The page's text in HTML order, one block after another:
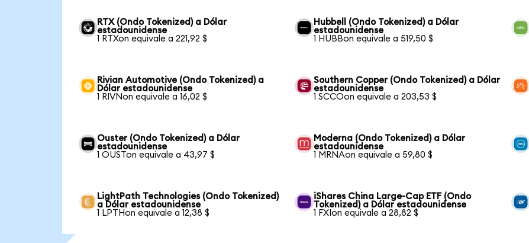
RTX (Ondo Tokenized) a Dólar
estadounidense
1 RTXon equivale a 221,92 $
Hubbell (Ondo Tokenized) a Dólar
estadounidense
1 HUBBon equivale a 519,50 $
Rivian Automotive (Ondo Tokenized) a
Dólar estadounidense
1 RIVNon equivale a 16,02 $
Southern Copper (Ondo Tokenized) a Dólar
estadounidense
1 SCCOon equivale a 203,53 $
Ouster (Ondo Tokenized) a Dólar
estadounidense
1 OUSTon equivale a 43,97 $
Moderna (Ondo Tokenized) a Dólar
estadounidense
1 MRNAon equivale a 59,80 $
LightPath Technologies (Ondo Tokenized)
a Dólar estadounidense
1 LPTHon equivale a 12,38 $
iShares China Large-Cap ETF (Ondo
Tokenized) a Dólar estadounidense
1 FXIon equivale a 28,82 $